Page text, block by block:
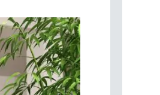
Salute
Piante
Pulizia Energetica